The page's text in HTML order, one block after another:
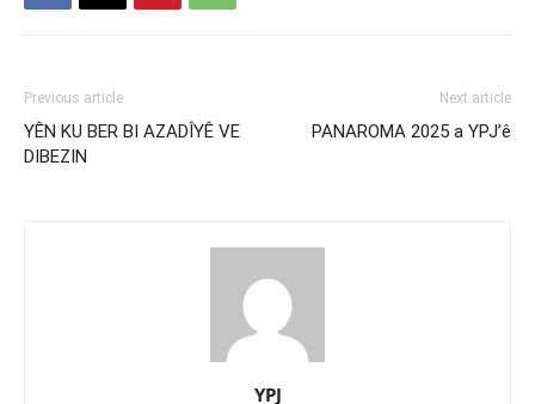
Previous article
YÊN KU BER BI AZADÎYÊ VE
DIBEZIN
Next article
PANAROMA 2025 a YPJ’ê
YPJ